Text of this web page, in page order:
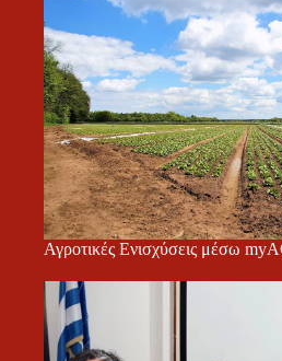
Αγροτικές Ενισχύσεις μέσω